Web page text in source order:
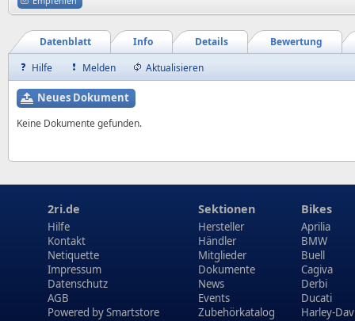
Bewertung
Details
Info
Datenblatt
Hilfe
Melden Aktualisieren
Neues Dokument
Keine Dokumente gefunden.
2ri.de
Hilfe
Kontakt
Netiquette
Impressum
Datenschutz
AGB
Powered bySmartstore
Sektionen
Hersteller
Händler
Mitglieder
Dokumente
News
Events
Zubehörkatalog
Bikes
Aprilia
BMW
Buell
Cagiva
Derbi
Ducati
Harley-